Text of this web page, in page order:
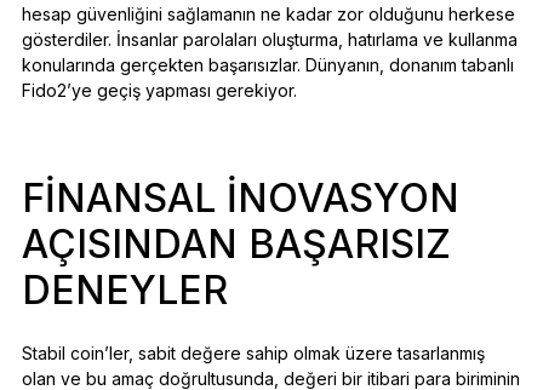
hesap güvenliğini sağlamanın ne kadar zor olduğunu herkese
gösterdiler. İnsanlar parolaları oluşturma, hatırlama ve kullanma
konularında gerçekten başarısızlar. Dünyanın, donanım tabanlı
Fido2’ye geçiş yapması gerekiyor.
FINANSAL INOVASYON
AÇISINDAN BAŞARISIZ
DENEYLER
Stabil coin’ler, sabit değere sahip olmak üzere tasarlanmış
olan ve bu amaç doğrultusunda, değeri bir itibari para biriminin